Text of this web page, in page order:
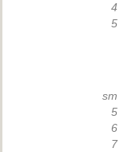
4
5
sm
5
6
7